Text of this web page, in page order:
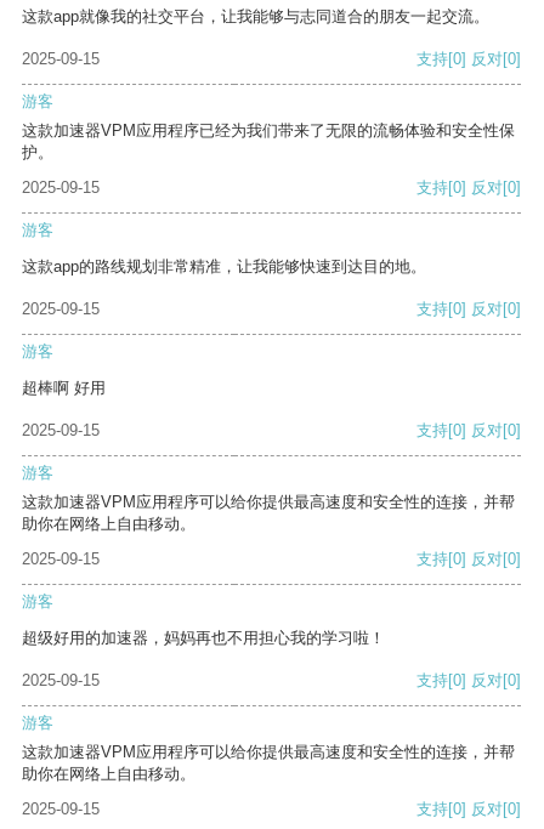
这款app就像我的社交平台，让我能够与志同道合的朋友一起交流。
2025-09-15 支持[0] 反对[0]
游客
这款加速器VPM应用程序已经为我们带来了无限的流畅体验和安全性保
护。
2025-09-15
支持[0] 反对[0]
游客
这款app的路线规划非常精准，让我能够快速到达目的地。
2025-09-15 支持[0] 反对[0]
游客
超棒啊 好用
2025-09-15 支持[0] 反对[0]
游客
这款加速器VPM应用程序可以给你提供最高速度和安全性的连接，并帮
助你在网络上自由移动。
2025-09-15
支持[0] 反对[0]
游客
超级好用的加速器，妈妈再也不用担心我的学习啦！
2025-09-15 支持[0] 反对[0]
游客
这款加速器VPM应用程序可以给你提供最高速度和安全性的连接，并帮
助你在网络上自由移动。
2025-09-15
支持[0] 反对[0]